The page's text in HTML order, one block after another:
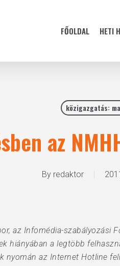
FŐOLDAL HETI
közigazgatás:
az
By redaktor
az Infomédia-szabályozási
hiányában a legtöbb
nyomán az Internet Hotline